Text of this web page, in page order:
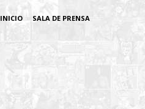
INICIO SALA DE PRENSA